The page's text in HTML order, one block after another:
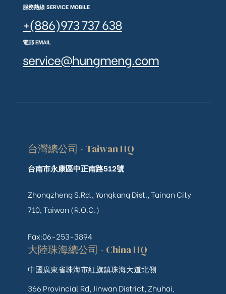
服務熱線 SERVICE MOBILE
+(886)973 737 638
電郵 EMAIL
service@hungmeng.com
台灣總公司 - Taiwan HQ
台南市永康區中正南路512號
Zhongzheng S.Rd., Yongkang Dist., Tainan City
710, Taiwan (R.O.C.)
Fax:06-253-3894
大陸珠海總公司 - China HQ
中國廣東省珠海市紅旗鎮珠海大道北側
366 Provincial Rd, Jinwan District, Zhuhai,